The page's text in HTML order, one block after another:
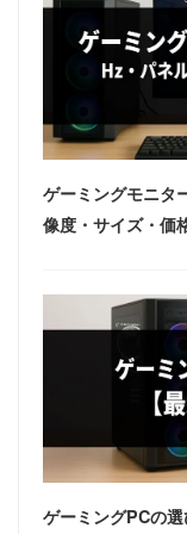
ゲーミングモニタ
像度・サイズ・価
ゲーミングPCの